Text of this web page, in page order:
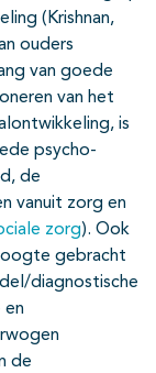
(Krishnan,
ouders
van goede
van het
is
psycho-
de
vanuit zorg en
zorg). Ook
gebracht
diagnostische
en
de